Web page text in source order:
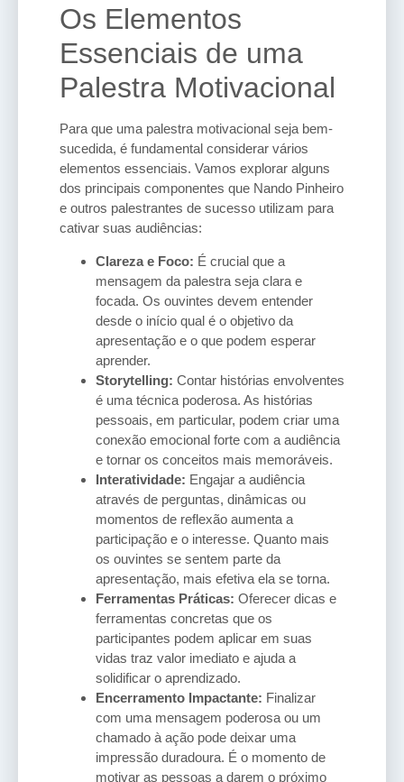
Os Elementos
Essenciais de uma
Palestra Motivacional
Para que uma palestra motivacional seja bem-
sucedida, é fundamental considerar vários
elementos essenciais. Vamos explorar alguns
dos principais componentes que Nando Pinheiro
e outros palestrantes de sucesso utilizam para
cativar suas audiências:
Clareza e Foco: É crucial que a
mensagem da palestra seja clara e
focada. Os ouvintes devem entender
desde o início qual é o objetivo da
apresentação e o que podem esperar
aprender.
Storytelling: Contar histórias envolventes
é uma técnica poderosa. As histórias
pessoais, em particular, podem criar uma
conexão emocional forte com a audiência
e tornar os conceitos mais memoráveis.
Interatividade: Engajar a audiência
através de perguntas, dinâmicas ou
momentos de reflexão aumenta a
participação e o interesse. Quanto mais
os ouvintes se sentem parte da
apresentação, mais efetiva ela se torna.
Ferramentas Práticas: Oferecer dicas e
ferramentas concretas que os
participantes podem aplicar em suas
vidas traz valor imediato e ajuda a
solidificar o aprendizado.
Encerramento Impactante: Finalizar
com uma mensagem poderosa ou um
chamado à ação pode deixar uma
impressão duradoura. É o momento de
motivar as pessoas a darem o próximo